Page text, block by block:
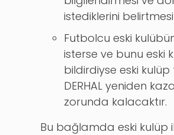
istediklerini
Futbolcu eski
isterse ve bunu eski
bildirdiyse eski
DERHAL yeniden
zorunda kalacaktır.
Bu bağlamda eski kulüp